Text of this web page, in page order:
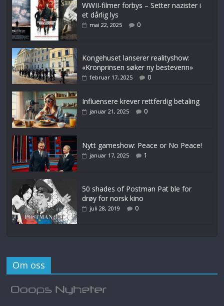
WWII-filmer forbys – Setter nazister i
et dårlig lys
mai 22, 2025 0
Kongehuset lanserer realityshow:
«Kronprinsen søker ny bestevenn»
februar 17, 2025 0
Influensere krever rettferdig betaling
januar 21, 2025 0
Nytt gameshow: Peace or No Peace!
januar 17, 2025 1
50 shades of Postman Pat ble for
drøy for norsk kino
juli 28, 2019 0
Om oss